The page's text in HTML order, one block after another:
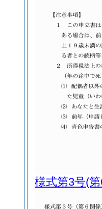
様式第3号(